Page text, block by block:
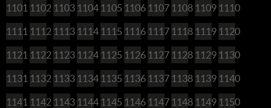
1101 1102 1103 1104 1105 1106 1107 1108 1109 1110
1111 1112 1113 1114 1115 1116 1117 1118 1119 1120
1121 1122 1123 1124 1125 1126 1127 1128 1129 1130
1131 1132 1133 1134 1135 1136 1137 1138 1139 1140
1141 1142 1143 1144 1145 1146 1147 1148 1149 1150